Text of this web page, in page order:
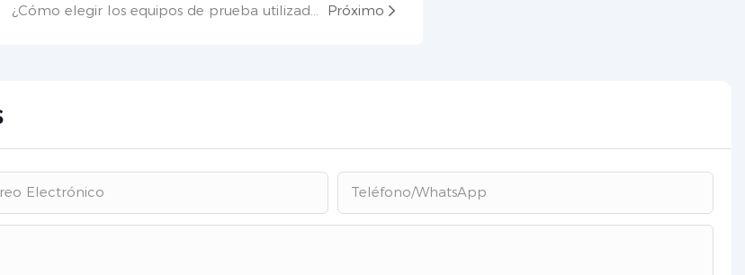
Próximo
Electrónico Teléfono/WhatsApp